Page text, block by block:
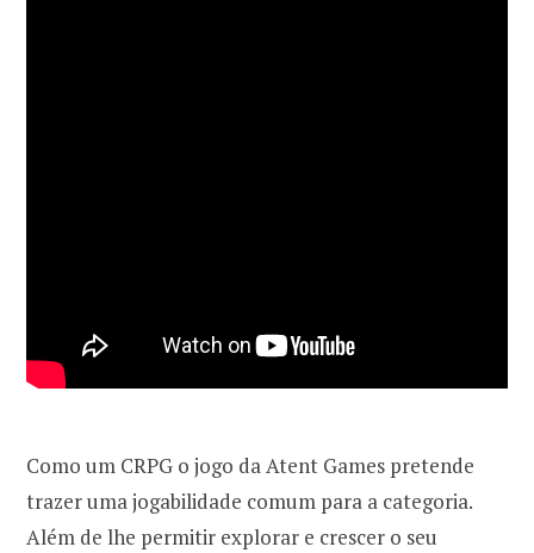
Como um CRPG o jogo da Atent Games pretende
trazer uma jogabilidade comum para a categoria.
Além de lhe permitir explorar e crescer o seu